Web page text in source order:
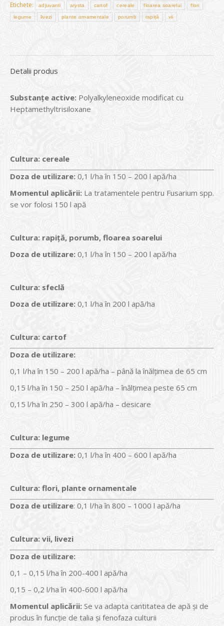
Etichete:
adjuvanti arysta cartof cereale floarea soarelui flori
legume livezi plante ornamentale porumb rapiță vii
Detalii produs
Substanțe active: Polyalkyleneoxide modificat cu
Heptamethyltrisiloxane
Cultura: cereale
Doza de utilizare: 0,1 l/ha în 150 – 200 l apă/ha
Momentul aplicării: La tratamentele pentru Fusarium spp.
se vor folosi 150 l apă
Cultura: rapiță, porumb, floarea soarelui
Doza de utilizare: 0,1 l/ha în 150 – 200 l apă/ha
Cultura: sfeclă
Doza de utilizare: 0,1 l/ha în 200 l apă/ha
Cultura: cartof
Doza de utilizare:
0,1 l/ha în 150 – 200 l apă/ha – până la înălțimea de 65 cm
0,15 l/ha în 150 – 250 l apă/ha – înălțimea peste 65 cm
0,15 l/ha în 250 – 300 l apă/ha – desicare
Cultura: legume
Doza de utilizare: 0,1 l/ha în 400 – 600 l apă/ha
Cultura: flori, plante ornamentale
Doza de utilizare: 0,1 l/ha în 800 – 1000 l apă/ha
Cultura: vii, livezi
Doza de utilizare:
0,1 – 0,15 l/ha în 200-400 l apă/ha
0,15 – 0,2 l/ha în 400-600 l apă/ha
Momentul aplicării: Se va adapta cantitatea de apă și de
produs în funcție de talia și fenofaza culturii